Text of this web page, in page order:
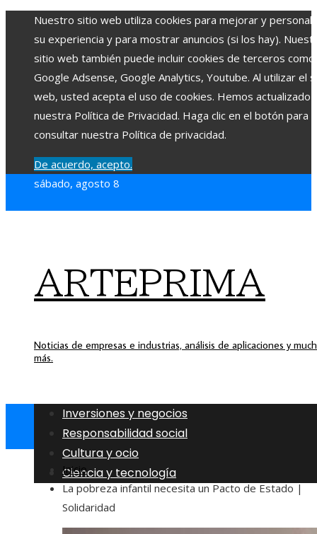
Nuestro sitio web utiliza cookies para mejorar y
su experiencia y para mostrar anuncios (si los hay).
sitio web también puede incluir cookies de terceros como
Google Adsense, Google Analytics, Youtube. Al utilizar el
web, usted acepta el uso de cookies. Hemos actualizado
nuestra Política de Privacidad. Haga clic en el botón para
consultar nuestra Política de privacidad.
De acuerdo, acepto.
sábado, agosto 8
ARTEPRIMA
Noticias de empresas e industrias, análisis de aplicaciones y
más.
Inversiones y negocios
Responsabilidad social
Cultura y ocio
Ciencia y tecnología
Inicio
La pobreza infantil necesita un Pacto de Estado |
Solidaridad